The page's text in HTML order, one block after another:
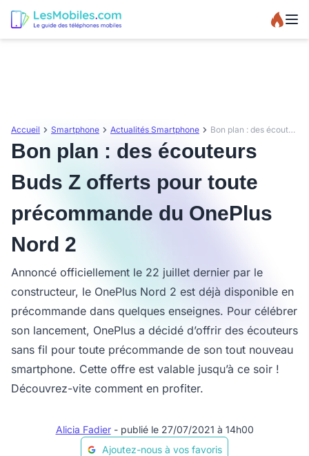
Accueil Smartphone Actualités Smartphone Bon plan : des écouteurs Buds Z offerts pour toute précommande du OnePlus Nord 2
Bon plan : des écouteurs
Buds Z offerts pour toute
précommande du OnePlus
Nord 2
Annoncé officiellement le 22 juillet dernier par le
constructeur, le OnePlus Nord 2 est déjà disponible en
précommande dans quelques enseignes. Pour célébrer
son lancement, OnePlus a décidé d’offrir des écouteurs
sans fil pour toute précommande de son tout nouveau
smartphone. Cette offre est valable jusqu’à ce soir !
Découvrez-vite comment en profiter.
Alicia Fadier - publié le 27/07/2021 à 14h00
Ajoutez-nous à vos favoris